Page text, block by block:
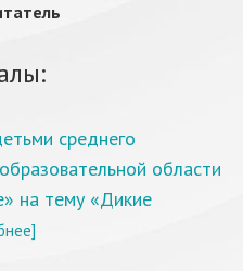
среднего
области
на тему «Дикие